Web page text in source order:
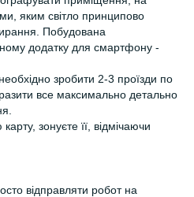
яким світло принципово
Побудована
додатку для смартфону -
зробити 2-3 проїзди по
все максимально детально
зонуєте її, відмічаючи
відправляти робот на